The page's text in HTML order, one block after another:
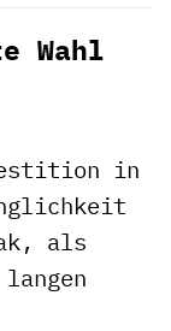
Wahl
in
als